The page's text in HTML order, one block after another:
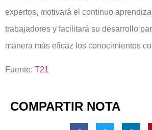
expertos, motivará el continuo
trabajadores y facilitará su desarrollo
manera más eficaz los conocimientos
Fuente: T21
COMPARTIR NOTA